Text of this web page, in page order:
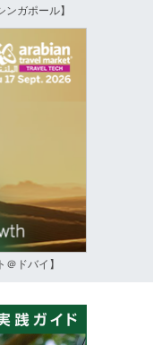
ンガポール】
＠ドバイ】